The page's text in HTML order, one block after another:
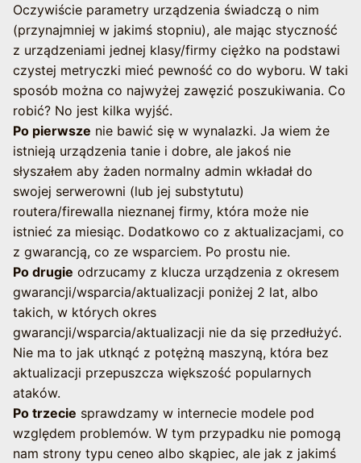
Oczywiście parametry urządzenia świadczą o nim
(przynajmniej w jakimś stopniu), ale mając styczność
z urządzeniami jednej klasy/firmy ciężko na podstawi
czystej metryczki mieć pewność co do wyboru. W taki
sposób można co najwyżej zawęzić poszukiwania. Co
robić? No jest kilka wyjść.
Po pierwsze nie bawić się w wynalazki. Ja wiem że
istnieją urządzenia tanie i dobre, ale jakoś nie
słyszałem aby żaden normalny admin wkładał do
swojej serwerowni (lub jej substytutu)
routera/firewalla nieznanej firmy, która może nie
istnieć za miesiąc. Dodatkowo co z aktualizacjami, co
z gwarancją, co ze wsparciem. Po prostu nie.
Po drugie odrzucamy z klucza urządzenia z okresem
gwarancji/wsparcia/aktualizacji poniżej 2 lat, albo
takich, w których okres
gwarancji/wsparcia/aktualizacji nie da się przedłużyć.
Nie ma to jak utknąć z potężną maszyną, która bez
aktualizacji przepuszcza większość popularnych
ataków.
Po trzecie sprawdzamy w internecie modele pod
względem problemów. W tym przypadku nie pomogą
nam strony typu ceneo albo skąpiec, ale jak z jakimś